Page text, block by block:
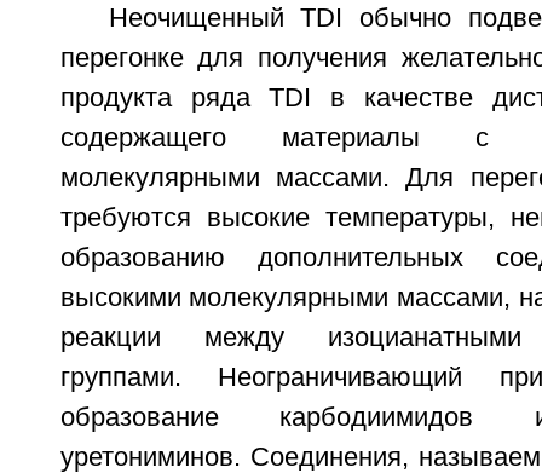
Неочищенный TDI обычно
перегонке для получения
продукта ряда TDI в качестве
содержащего материалы с
молекулярными массами. Для
требуются высокие температуры,
образованию дополнительных
высокими молекулярными массами,
реакции между изоцианатными
группами. Неограничивающий
образование карбодиимидов
уретониминов. Соединения,